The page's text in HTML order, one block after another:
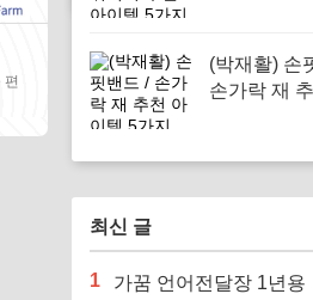
편
(박재활) 손
손가락 재
최신 글
1
가꿈 언어전달장 1년용